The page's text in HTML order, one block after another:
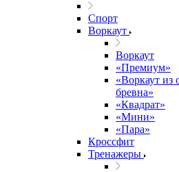
Спорт
Воркаут
Воркаут
«Премиум»
«Воркаут из
бревна»
«Квадрат»
«Мини»
«Пара»
Кроссфит
Тренажеры